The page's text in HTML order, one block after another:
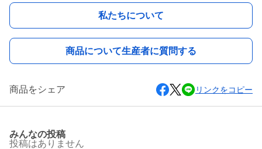
私たちについて
商品について生産者に質問する
商品をシェア リンクをコピー
みんなの投稿
投稿はありません